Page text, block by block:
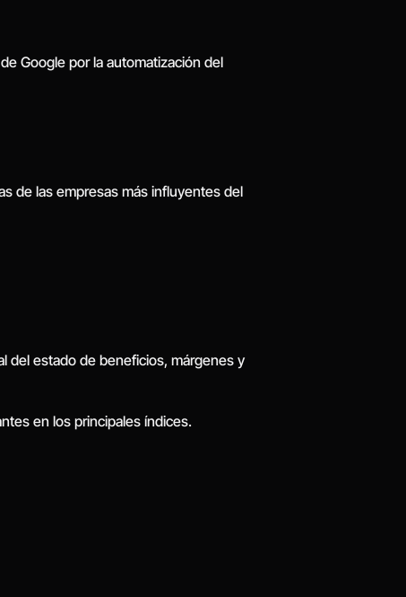
Google por la automatización del
de las empresas más influyentes del
del estado de beneficios, márgenes y
en los principales índices.